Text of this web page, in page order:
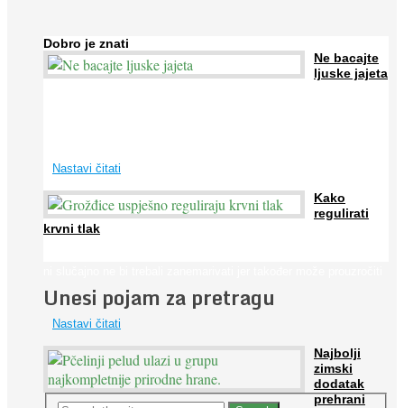
Dobro je znati
Ne bacajte
ljuske jajeta
Nastavi čitati
Kako
regulirati
krvni tlak
...
Nastavi čitati
Najbolji
zimski
dodatak
prehrani
Unesi pojam za pretragu